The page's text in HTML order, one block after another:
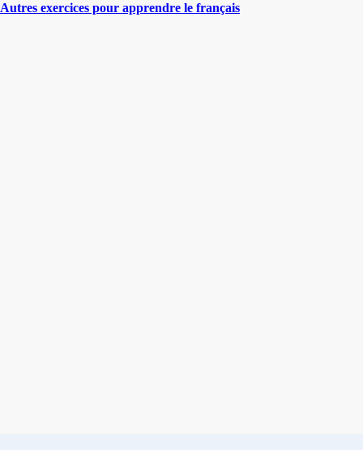
Autres exercices pour apprendre le français